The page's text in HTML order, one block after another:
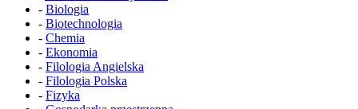
- Biologia
- Biotechnologia
- Chemia
- Ekonomia
- Filologia Angielska
- Filologia Polska
- Fizyka